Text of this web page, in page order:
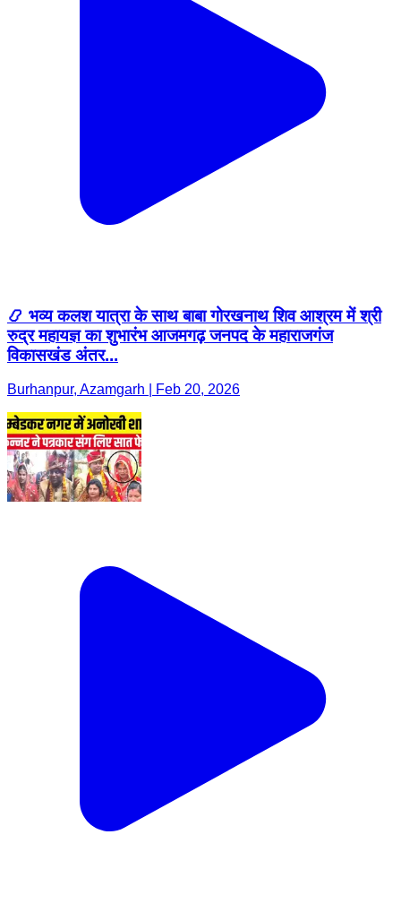
📿 भव्य कलश यात्रा के साथ बाबा गोरखनाथ शिव आश्रम में श्री
रुद्र महायज्ञ का शुभारंभ आजमगढ़ जनपद के महाराजगंज
विकासखंड अंतर...
Burhanpur, Azamgarh | Feb 20, 2026